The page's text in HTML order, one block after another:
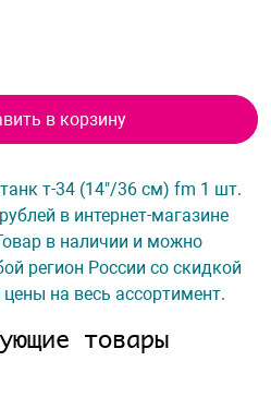
в корзину
т-34 (14"/36 см) fm 1 шт.
в интернет-магазине
в наличии и можно
регион России со скидкой
на весь ассортимент.
товары